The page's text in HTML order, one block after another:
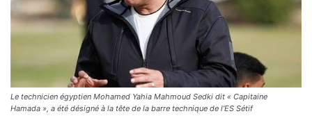
Le technicien égyptien Mohamed Yahia Mahmoud Sedki dit « Capitaine
Hamada », a été désigné à la tête de la barre technique de l’ES Sétif